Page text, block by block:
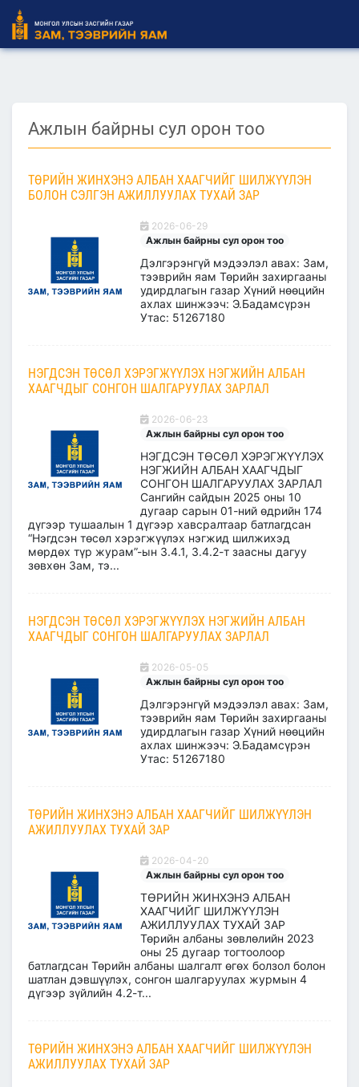
Ажлын байрны сул орон тоо
ТӨРИЙН ЖИНХЭНЭ АЛБАН ХААГЧИЙГ ШИЛЖҮҮЛЭН
БОЛОН СЭЛГЭН АЖИЛЛУУЛАХ ТУХАЙ ЗАР
2026-06-29
Ажлын байрны сул орон тоо
Дэлгэрэнгүй мэдээлэл авах: Зам,
тээврийн яам Төрийн захиргааны
удирдлагын газар Хүний нөөцийн
ахлах шинжээч: Э.Бадамсүрэн
Утас: 51267180
НЭГДСЭН ТӨСӨЛ ХЭРЭГЖҮҮЛЭХ НЭГЖИЙН АЛБАН
ХААГЧДЫГ СОНГОН ШАЛГАРУУЛАХ ЗАРЛАЛ
2026-06-23
Ажлын байрны сул орон тоо
НЭГДСЭН ТӨСӨЛ ХЭРЭГЖҮҮЛЭХ
НЭГЖИЙН АЛБАН ХААГЧДЫГ
СОНГОН ШАЛГАРУУЛАХ ЗАРЛАЛ
Сангийн сайдын 2025 оны 10
дугаар сарын 01-ний өдрийн 174
дүгээр тушаалын 1 дүгээр хавсралтаар батлагдсан
“Нэгдсэн төсөл хэрэгжүүлэх нэгжид шилжихэд
мөрдөх түр журам”-ын 3.4.1, 3.4.2-т заасны дагуу
зөвхөн Зам, тэ...
НЭГДСЭН ТӨСӨЛ ХЭРЭГЖҮҮЛЭХ НЭГЖИЙН АЛБАН
ХААГЧДЫГ СОНГОН ШАЛГАРУУЛАХ ЗАРЛАЛ
2026-05-05
Ажлын байрны сул орон тоо
Дэлгэрэнгүй мэдээлэл авах: Зам,
тээврийн яам Төрийн захиргааны
удирдлагын газар Хүний нөөцийн
ахлах шинжээч: Э.Бадамсүрэн
Утас: 51267180
ТӨРИЙН ЖИНХЭНЭ АЛБАН ХААГЧИЙГ ШИЛЖҮҮЛЭН
АЖИЛЛУУЛАХ ТУХАЙ ЗАР
2026-04-20
Ажлын байрны сул орон тоо
ТӨРИЙН ЖИНХЭНЭ АЛБАН
ХААГЧИЙГ ШИЛЖҮҮЛЭН
АЖИЛЛУУЛАХ ТУХАЙ ЗАР
Төрийн албаны зөвлөлийн 2023
оны 25 дугаар тогтоолоор
батлагдсан Төрийн албаны шалгалт өгөх болзол болон
шатлан дэвшүүлэх, сонгон шалгаруулах журмын 4
дүгээр зүйлийн 4.2-т...
ТӨРИЙН ЖИНХЭНЭ АЛБАН ХААГЧИЙГ ШИЛЖҮҮЛЭН
АЖИЛЛУУЛАХ ТУХАЙ ЗАР